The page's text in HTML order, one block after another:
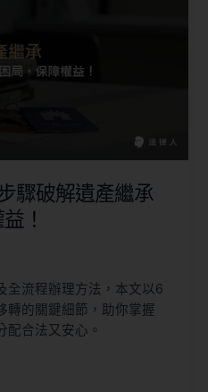
驟破解遺產繼承
！
全流程辦理方法，本文以6
轉的關鍵細節，助你掌握
配合法又安心。